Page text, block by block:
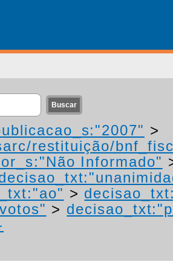
>
restituição/
Informado"
>
>